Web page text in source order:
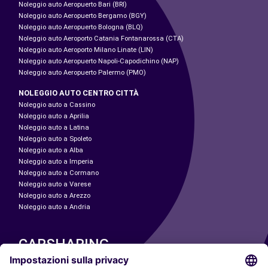
Noleggio auto Aeropuerto Bari (BRI)
Noleggio auto Aeropuerto Bergamo (BGY)
Noleggio auto Aeropuerto Bologna (BLQ)
Noleggio auto Aeroporto Catania Fontanarossa (CTA)
Noleggio auto Aeroporto Milano Linate (LIN)
Noleggio auto Aeropuerto Napoli-Capodichino (NAP)
Noleggio auto Aeropuerto Palermo (PMO)
NOLEGGIO AUTO CENTRO CITTÀ
Noleggio auto a Cassino
Noleggio auto a Aprilia
Noleggio auto a Latina
Noleggio auto a Spoleto
Noleggio auto a Alba
Noleggio auto a Imperia
Noleggio auto a Cormano
Noleggio auto a Varese
Noleggio auto a Arezzo
Noleggio auto a Andria
CARSHARING